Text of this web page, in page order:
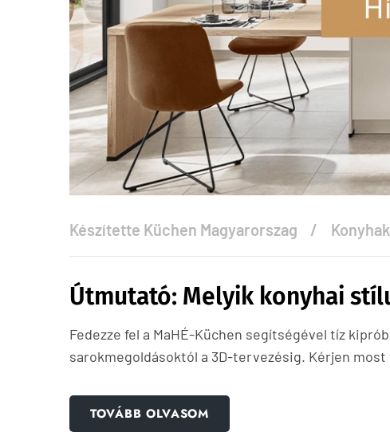
Készítette Küchen Magyarorszag
Útmutató: Melyik konyhai
Fedezze fel a MaHÉ-Küchen segítségével tíz
sarokmegoldásoktól a 3D-tervezésig. Kérjen
TOVÁBB OLVASOM